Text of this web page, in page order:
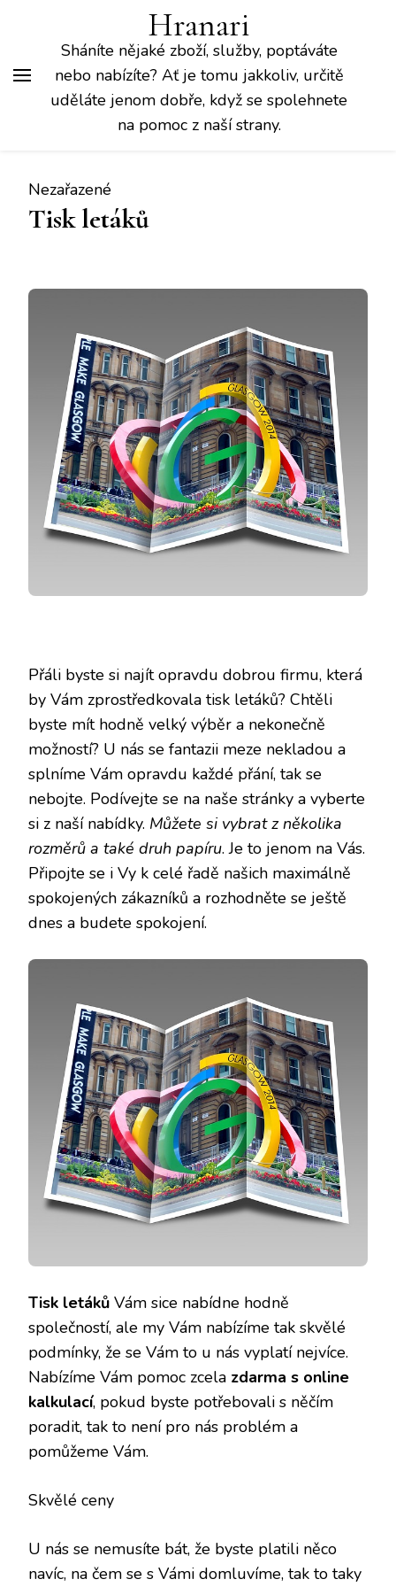
Hranari
Sháníte nějaké zboží, služby, poptáváte
nebo nabízíte? Ať je tomu jakkoliv, určitě
uděláte jenom dobře, když se spolehnete
na pomoc z naší strany.
Nezařazené
Tisk letáků
Přáli byste si najít opravdu dobrou firmu, která
by Vám zprostředkovala tisk letáků? Chtěli
byste mít hodně velký výběr a nekonečně
možností? U nás se fantazii meze nekladou a
splníme Vám opravdu každé přání, tak se
nebojte. Podívejte se na naše stránky a vyberte
si z naší nabídky. Můžete si vybrat z několika
rozměrů a také druh papíru. Je to jenom na Vás.
Připojte se i Vy k celé řadě našich maximálně
spokojených zákazníků a rozhodněte se ještě
dnes a budete spokojení.
Tisk letáků Vám sice nabídne hodně
společností, ale my Vám nabízíme tak skvělé
podmínky, že se Vám to u nás vyplatí nejvíce.
Nabízíme Vám pomoc zcela zdarma s online
kalkulací, pokud byste potřebovali s něčím
poradit, tak to není pro nás problém a
pomůžeme Vám.
Skvělé ceny
U nás se nemusíte bát, že byste platili něco
navíc, na čem se s Vámi domluvíme, tak to taky